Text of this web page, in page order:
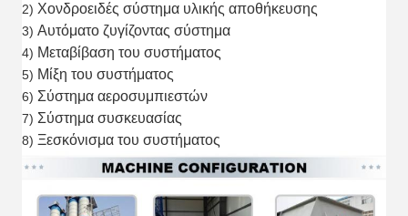
2) Χονδροειδές σύστημα υλικής αποθήκευσης
3) Αυτόματο ζυγίζοντας σύστημα
4) Μεταβίβαση του συστήματος
5) Μίξη του συστήματος
6) Σύστημα αεροσυμπιεστών
7) Σύστημα συσκευασίας
8) Ξεσκόνισμα του συστήματος